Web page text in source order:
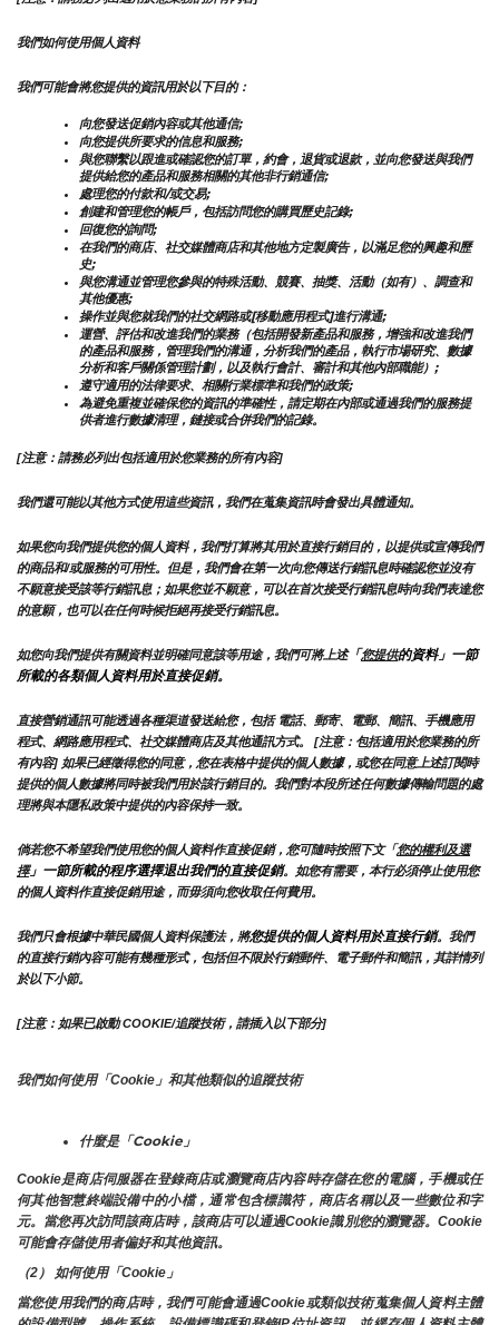
我們如何使用個人資料
我們可能會將您提供的資訊用於以下目的：
向您發送促銷內容或其他通信;
向您提供所要求的信息和服務;
與您聯繫以跟進或確認您的訂單，約會，退貨或退款，並向您發送與我們
提供給您的產品和服務相關的其他非行銷通信;
處理您的付款和/或交易;
創建和管理您的帳戶，包括訪問您的購買歷史記錄;
回復您的詢問;
在我們的商店、社交媒體商店和其他地方定製廣告，以滿足您的興趣和歷
史;
與您溝通並管理您參與的特殊活動、競賽、抽獎、活動（如有）、調查和
其他優惠;
操作並與您就我們的社交網路或[移動應用程式]進行溝通;
運營、評估和改進我們的業務（包括開發新產品和服務，增強和改進我們
的產品和服務，管理我們的溝通，分析我們的產品，執行市場研究、數據
分析和客戶關係管理計劃，以及執行會計、審計和其他內部職能）;
遵守適用的法律要求、相關行業標準和我們的政策;
為避免重複並確保您的資訊的準確性，請定期在內部或通過我們的服務提
供者進行數據清理，鏈接或合併我們的記錄。
[注意：請務必列出包括適用於您業務的所有內容]
我們還可能以其他方式使用這些資訊，我們在蒐集資訊時會發出具體通知。
如果您向我們提供您的個人資料，我們打算將其用於直接行銷目的，以提供或宣傳我們
的商品和/或服務的可用性。但是，我們會在第一次向您傳送行銷訊息時確認您並沒有
不願意接受該等行銷訊息；如果您並不願意，可以在首次接受行銷訊息時向我們表達您
的意願，也可以在任何時候拒絕再接受行銷訊息。
如您向我們提供有關資料並明確同意該等用途，我們可將上述「您提供的資料」一節
所載的各類個人資料用於直接促銷。
直接營銷通訊可能透過各種渠道發送給您，包括 電話、郵寄、電郵、簡訊、手機應用
程式、網路應用程式、社交媒體商店及其他通訊方式。 [注意：包括適用於您業務的所
有內容] 如果已經徵得您的同意，您在表格中提供的個人數據，或您在同意上述訂閱時
提供的個人數據將同時被我們用於該行銷目的。我們對本段所述任何數據傳輸問題的處
理將與本隱私政策中提供的內容保持一致。
倘若您不希望我們使用您的個人資料作直接促銷，您可隨時按照下文「您的權利及選
擇」一節所載的程序選擇退出我們的直接促銷。如您有需要，本行必須停止使用您
的個人資料作直接促銷用途，而毋須向您收取任何費用。
我們只會根據中華民國個人資料保護法，將您提供的個人資料用於直接行銷。我們
的直接行銷內容可能有幾種形式，包括但不限於行銷郵件、電子郵件和簡訊，其詳情列
於以下小節。
[注意：如果已啟動 COOKIE/追蹤技術，請插入以下部分]
我們如何使用「Cookie」和其他類似的追蹤技術
什麼是「Cookie」
Cookie是商店伺服器在登錄商店或瀏覽商店內容時存儲在您的電腦，手機或任
何其他智慧終端設備中的小檔，通常包含標識符，商店名稱以及一些數位和字
元。當您再次訪問該商店時，該商店可以通過Cookie識別您的瀏覽器。Cookie
可能會存儲使用者偏好和其他資訊。
（2） 如何使用「Cookie」
當您使用我們的商店時，我們可能會通過Cookie或類似技術蒐集個人資料主體